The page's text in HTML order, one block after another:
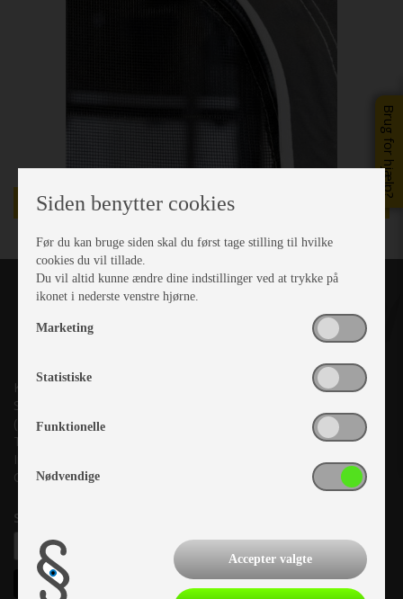
Brug for hjælp?
TILBUD
Kronjyllands Camping Center A/S
Suderholmen 10, 8960 Randers SØ
(Lige ud til Grenåvej)
Tlf. +45 87 10 98 70
Info@as-kcc.dk
CVR: 33 38 77 33
Samtykke til nyhedsbrev
Siden benytter cookies
Før du kan bruge siden skal du først tage stilling til hvilke
cookies du vil tillade.
Du vil altid kunne ændre dine indstillinger ved at trykke på
ikonet i nederste venstre hjørne.
Marketing
Statistiske
Funktionelle
Nødvendige
Accepter valgte